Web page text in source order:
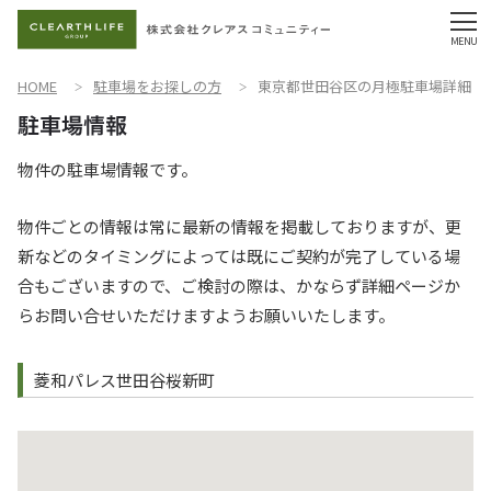
HOME 駐車場をお探しの方 東京都世田谷区の月極駐車場詳細
物件の駐車場情報です。
物件ごとの情報は常に最新の情報を掲載しておりますが、更
新などのタイミングによっては既にご契約が完了している場
合もございますので、ご検討の際は、かならず詳細ページか
らお問い合せいただけますようお願いいたします。
菱和パレス世田谷桜新町